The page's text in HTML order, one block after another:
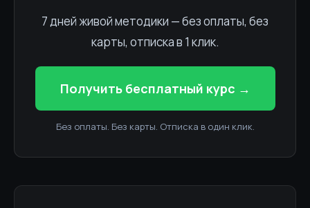
7 дней живой методики — без оплаты, без
карты, отписка в 1 клик.
Получить бесплатный курс →
Без оплаты. Без карты. Отписка в один клик.